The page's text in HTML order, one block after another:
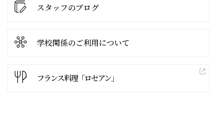
スタッフのブログ
学校関係のご利用について
フランス料理「ロセアン」